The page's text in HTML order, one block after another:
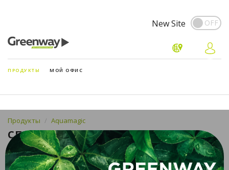
New Site
ПРОДУКТЫ МОЙ ОФИС
Продукты Aquamagic
СПОНЖ ДЛЯ ДЕМАКИЯЖА
AQUAMAGIC LASKA